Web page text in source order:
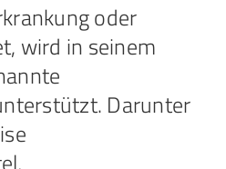
oder
wird in seinem
Darunter